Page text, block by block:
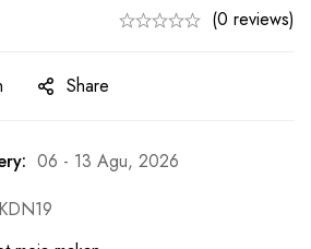
(0 reviews)
Share
06 - 13 Agu, 2026